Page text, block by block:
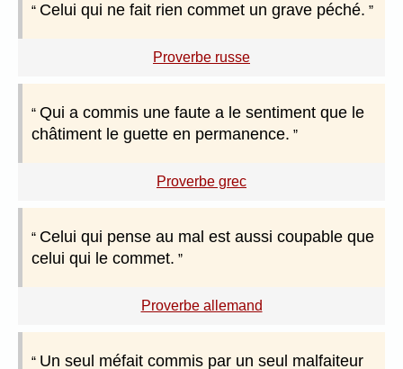
Celui qui ne fait rien commet un grave péché.
Proverbe russe
Qui a commis une faute a le sentiment que le
châtiment le guette en permanence.
Proverbe grec
Celui qui pense au mal est aussi coupable que
celui qui le commet.
Proverbe allemand
Un seul méfait commis par un seul malfaiteur